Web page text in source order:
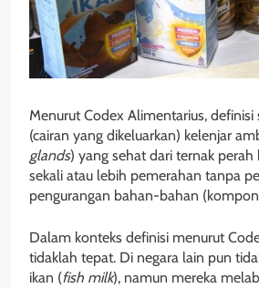
Menurut Codex Alimentarius, definisi
(cairan yang dikeluarkan) kelenjar
glands) yang sehat dari ternak perah
sekali atau lebih pemerahan tanpa
pengurangan bahan-bahan
Dalam konteks definisi menurut
tidaklah tepat. Di negara lain pun
ikan (fish milk), namun mereka